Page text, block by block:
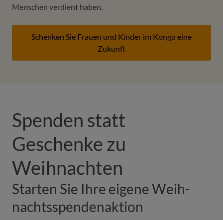
Menschen verdient haben.
Schenken Sie Frauen und Kinder im Kongo eine
Zukunft
Spenden statt
Geschenke zu
Weihnachten
Starten Sie Ihre eigene Weih­
nachtsspenden­aktion